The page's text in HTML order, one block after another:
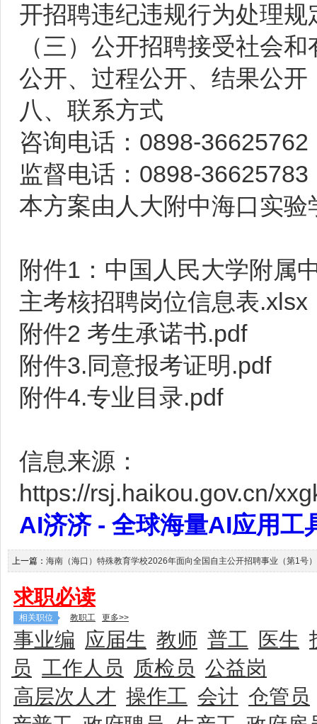
开招聘违纪违规行为处理
（三）公开招聘接受社会
公开、过程公开、结果公
八、联系方式
咨询电话：0898-
监督电话：0898-
本方案由人大附中海口实验
附件1：中国人民大学附属
主考核招聘岗位信息表.xlsx
附件2 考生承诺书.pdf
附件3.同意报考证明.pdf
附件4.专业目录.pdf
信息来源：
https://rsj.haikou.gov.cn/
AI济济 - 全球海量AI应用
上一篇： 海南（海口）特殊教育学校2026年面向全国自主公开招聘事业（第1号
求职必读
相关职位 教职工 更多>>
事业编 应届生 教师 普工 医生
员 工作人员 质检员 公益岗
高层次人才 操作工 会计 仓管员